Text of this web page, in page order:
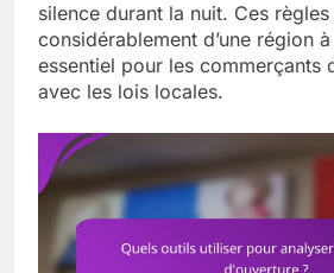
silence durant la nuit. Ces
considérablement d’une région
essentiel pour les commerçants
avec les lois locales.